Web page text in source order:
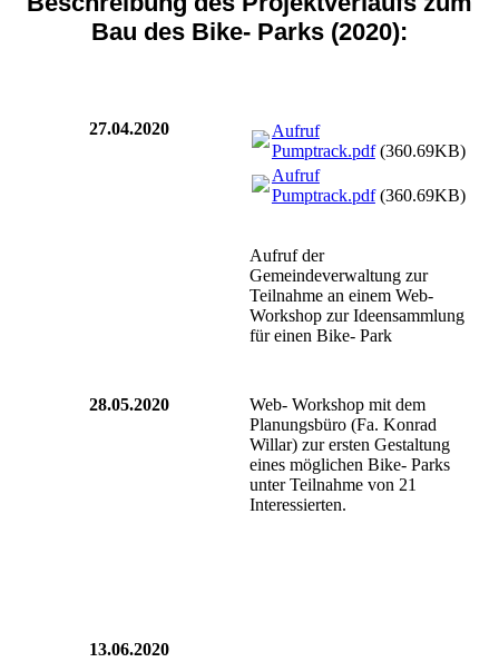
Bau des Bike- Parks (2020):
27.04.2020
Aufruf
Pumptrack.pdf(360.69KB)
Aufruf
Pumptrack.pdf(360.69KB)
Aufruf der
Gemeindeverwaltung zur
Teilnahme an einem Web-
Workshop zur Ideensammlung
für einen Bike- Park
28.05.2020
Web- Workshop mit dem
Planungsbüro (Fa. Konrad
Willar) zur ersten Gestaltung
eines möglichen Bike- Parks
unter Teilnahme von 21
Interessierten.
13.06.2020